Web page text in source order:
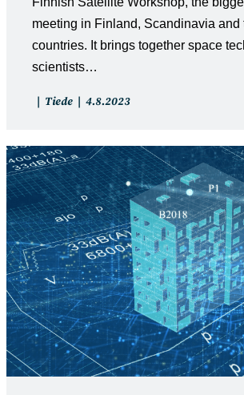
meeting in Finland, Scandinavia and
countries. It brings together space
scientists…
Artikkelin
Tiede
Artikkeli
4.8.2023